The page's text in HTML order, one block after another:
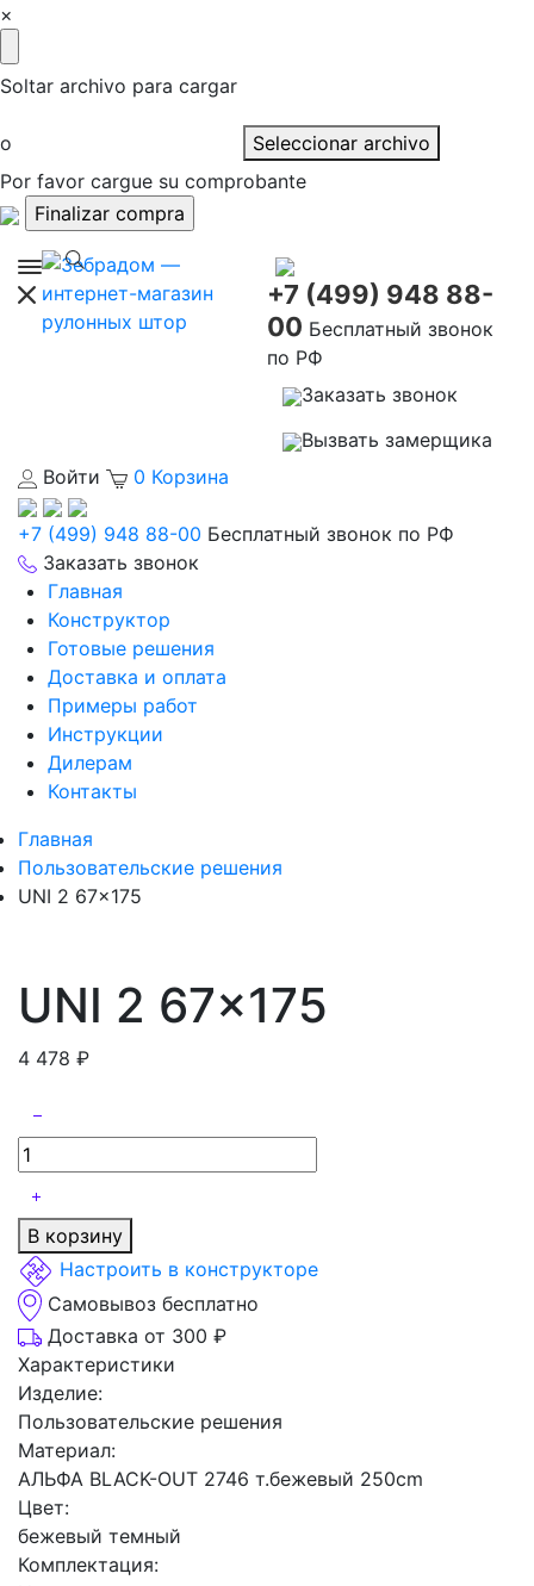
×
Soltar archivo para cargar
o
Seleccionar archivo
Por favor cargue su comprobante
+7 (499) 948 88-
00 Бесплатный звонок
по РФ
Заказать звонок
Вызвать замерщика
Войти
0 Корзина
+7 (499) 948 88-00 Бесплатный звонок по РФ
Заказать звонок
Главная
Конструктор
Готовые решения
Доставка и оплата
Примеры работ
Инструкции
Дилерам
Контакты
Главная
Пользовательские решения
UNI 2 67×175
UNI 2 67×175
4 478 ₽
В корзину
Настроить в конструкторе
Самовывоз бесплатно
Доставка от 300 ₽
Характеристики
Изделие:
Пользовательские решения
Материал:
АЛЬФА BLACK-OUT 2746 т.бежевый 250cm
Цвет:
бежевый темный
Комплектация: